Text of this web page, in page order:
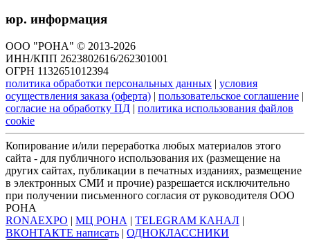
юр. информация
ООО "РОНА" © 2013-2026
ИНН/КПП 2623802616/262301001
ОГРН 1132651012394
политика обработки персональных данных | условия
осуществления заказа (оферта) | пользовательское соглашение |
согласие на обработку ПД | политика использования файлов
cookie
Копирование и/или переработка любых материалов этого
сайта - для публичного использования их (размещение на
других сайтах, публикации в печатных изданиях, размещение
в электронных СМИ и прочие) разрешается исключительно
при получении письменного согласия от руководителя ООО
РОНА
RONAEXPO | МЦ РОНА | TELEGRAM КАНАЛ |
ВКОНТАКТЕ написать | ОДНОКЛАССНИКИ